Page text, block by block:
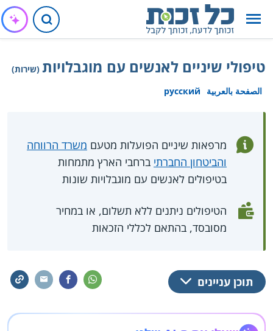
טיפולי שיניים לאנשים עם מוגבלויות (שירות)
الصفحة بالعربية
русский
מרפאות שיניים הפועלות מטעם משרד הרווחה
והביטחון החברתי ברחבי הארץ מתמחות
בטיפולים לאנשים עם מוגבלויות שונות
הטיפולים ניתנים ללא תשלום, או במחיר
מסובסד, בהתאם לכללי הזכאות
תוכן עניינים